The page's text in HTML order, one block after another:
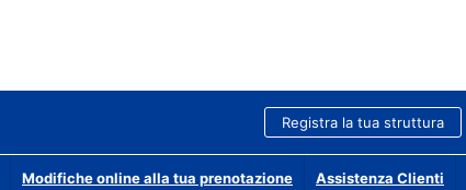
Registra la tua struttura
Modifiche online alla tua prenotazione Assistenza Clienti